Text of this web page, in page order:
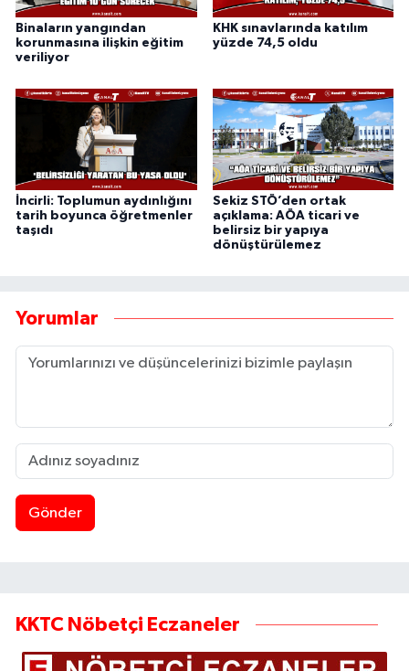
Binaların yangından
korunmasına ilişkin eğitim
veriliyor
KHK sınavlarında katılım
yüzde 74,5 oldu
İncirli: Toplumun aydınlığını
tarih boyunca öğretmenler
taşıdı
Sekiz STÖ’den ortak
açıklama: AÖA ticari ve
belirsiz bir yapıya
dönüştürülemez
Yorumlar
Gönder
KKTC Nöbetçi Eczaneler